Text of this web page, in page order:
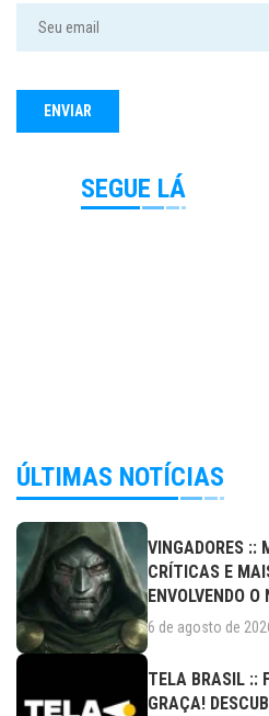
SEGUE LÁ
ÚLTIMAS NOTÍCIAS
VINGADORES ::
CRÍTICAS E
ENVOLVENDO
6 de agosto de
TELA BRASIL ::
GRAÇA!